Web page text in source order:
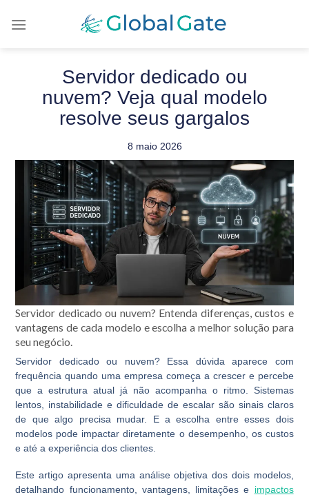
Servidor dedicado ou
nuvem? Veja qual modelo
resolve seus gargalos
8 maio 2026
Servidor dedicado ou nuvem? Entenda diferenças, custos e
vantagens de cada modelo e escolha a melhor solução para
seu negócio.
Servidor dedicadoou nuvem? Essa dúvida aparece com
frequência quando uma empresa começa a crescer e percebe
que a estrutura atual já não acompanha o ritmo. Sistemas
lentos, instabilidade e dificuldade de escalar são sinais claros
de que algo precisa mudar. E a escolha entre esses dois
modelos pode impactar diretamente o desempenho, os custos
e até a experiência dos clientes.
Este artigo apresenta uma análise objetiva dos dois modelos,
detalhando funcionamento, vantagens, limitações e impactos